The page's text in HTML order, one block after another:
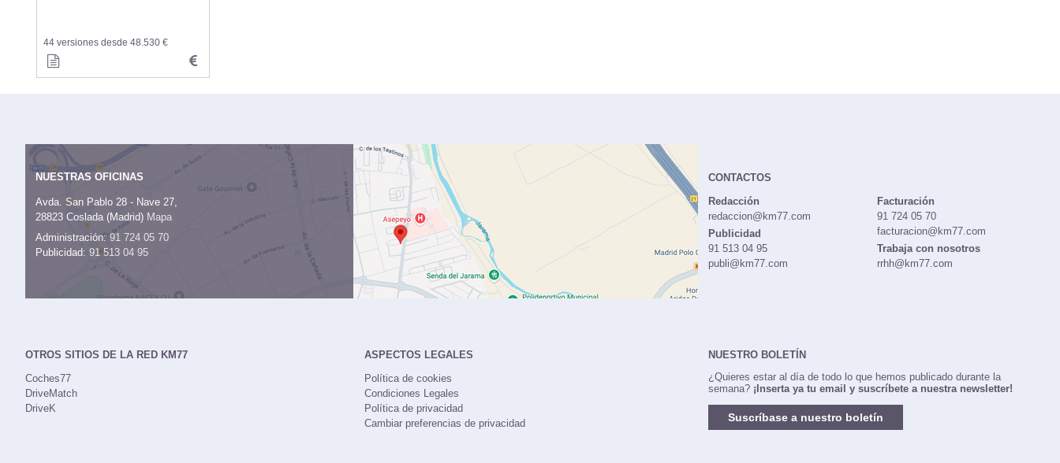
44 versiones desde 48.530 €
NUESTRAS OFICINAS
Avda. San Pablo 28 - Nave 27,
28823 Coslada (Madrid) Mapa
Administración:91 724 05 70
Publicidad: 91 513 04 95
CONTACTOS
Redacción
redaccion@km77.com
Publicidad
91 513 04 95
publi@km77.com
Facturación
91 724 05 70
facturacion@km77.com
Trabaja con nosotros
rrhh@km77.com
OTROS SITIOS DE LA RED KM77
Coches77
DriveMatch
DriveK
ASPECTOS LEGALES
Política de cookies
Condiciones Legales
Política de privacidad
Cambiar preferencias de privacidad
NUESTRO BOLETÍN
¿Quieres estar al día de todo lo que hemos publicado durante la
semana? ¡Inserta ya tu email y suscríbete a nuestra newsletter!
Suscríbase a nuestro boletín